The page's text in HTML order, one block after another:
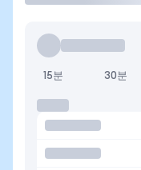
15분 30분